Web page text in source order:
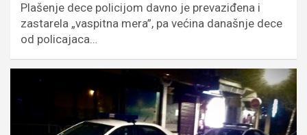
Plašenje dece policijom davno je prevaziđena i
zastarela „vaspitna mera”, pa većina današnje dece
od policajaca…